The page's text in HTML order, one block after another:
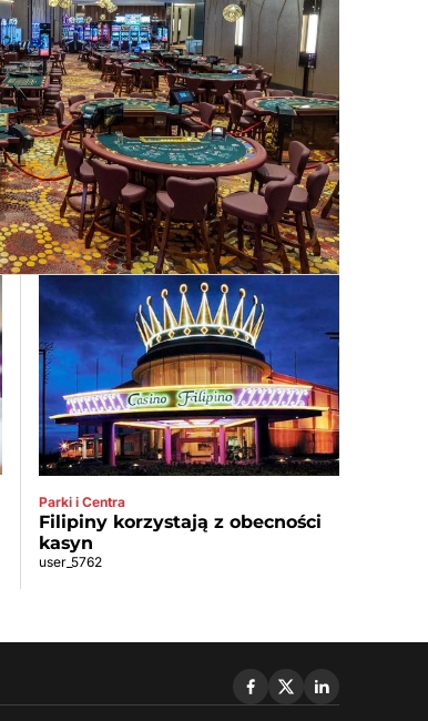
Parki i Centra
Filipiny korzystają z obecności
kasyn
user_5762